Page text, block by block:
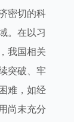
密切的科
。在以习
我国相关
突破、牢
难，如经
尚未充分